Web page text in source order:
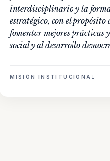
interdisciplinario y la
estratégico, con el propósito
fomentar mejores prácticas
social y al desarrollo
MISIÓN INSTITUCIONAL